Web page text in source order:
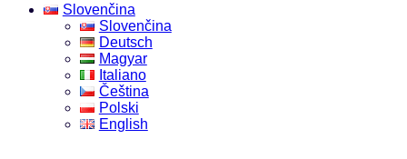
Slovenčina
Slovenčina
Deutsch
Magyar
Italiano
Čeština
Polski
English